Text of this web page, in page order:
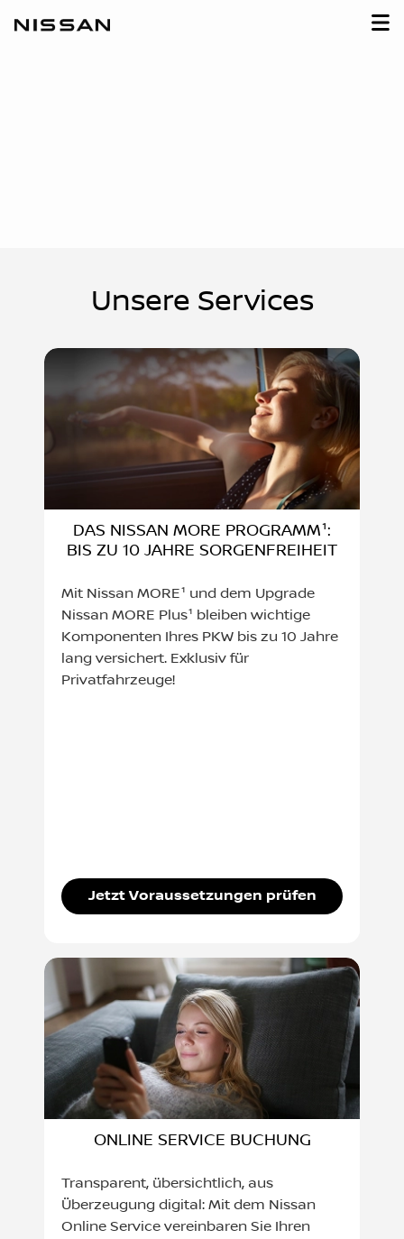
Unsere Services
DAS NISSAN MORE PROGRAMM¹:
BIS ZU 10 JAHRE SORGENFREIHEIT
Mit Nissan MORE¹ und dem Upgrade
Nissan MORE Plus¹ bleiben wichtige
Komponenten Ihres PKW bis zu 10 Jahre
lang versichert. Exklusiv für
Privatfahrzeuge!
Jetzt Voraussetzungen prüfen
ONLINE SERVICE BUCHUNG
Transparent, übersichtlich, aus
Überzeugung digital: Mit dem Nissan
Online Service vereinbaren Sie Ihren